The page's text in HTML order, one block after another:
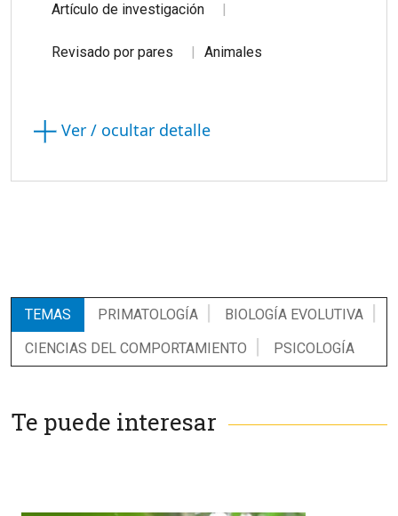
Artículo de investigación
Revisado por pares Animales
Ver / ocultar detalle
TEMAS PRIMATOLOGÍA
BIOLOGÍA EVOLUTIVA
CIENCIAS DEL COMPORTAMIENTO
PSICOLOGÍA
Te puede interesar